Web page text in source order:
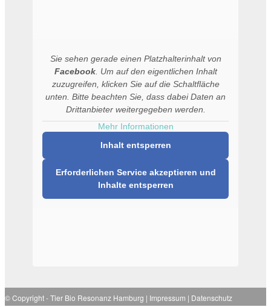
Sie sehen gerade einen Platzhalterinhalt von
Facebook. Um auf den eigentlichen Inhalt
zuzugreifen, klicken Sie auf die Schaltfläche
unten. Bitte beachten Sie, dass dabei Daten an
Drittanbieter weitergegeben werden.
Mehr Informationen
Inhalt entsperren
Erforderlichen Service akzeptieren und
Inhalte entsperren
© Copyright -Tier Bio Resonanz Hamburg | Impressum | Datenschutz